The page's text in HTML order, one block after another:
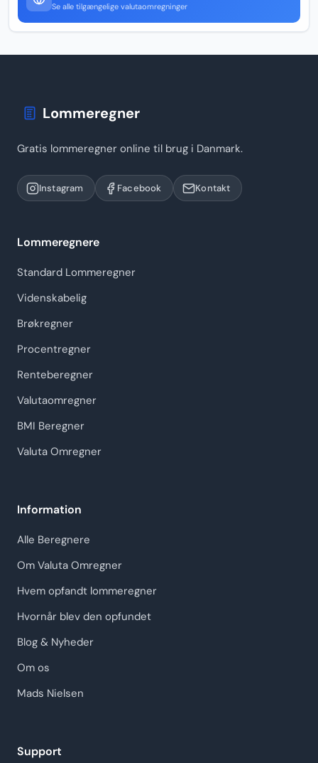
Se alle tilgængelige valutaomregninger
Lommeregner
Gratis lommeregner online til brug i Danmark.
Instagram Facebook Kontakt
Lommeregnere
Standard Lommeregner
Videnskabelig
Brøkregner
Procentregner
Renteberegner
Valutaomregner
BMI Beregner
Valuta Omregner
Information
Alle Beregnere
Om Valuta Omregner
Hvem opfandt lommeregner
Hvornår blev den opfundet
Blog & Nyheder
Om os
Mads Nielsen
Support